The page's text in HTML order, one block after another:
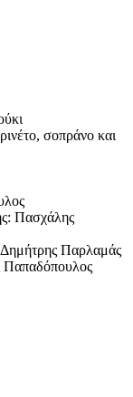
σοπράνο και
Πασχάλης
Παρλαμάς
Παπαδόπουλος